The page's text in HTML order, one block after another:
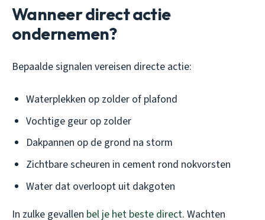
Wanneer direct actie
ondernemen?
Bepaalde signalen vereisen directe actie:
Waterplekken op zolder of plafond
Vochtige geur op zolder
Dakpannen op de grond na storm
Zichtbare scheuren in cement rond nokvorsten
Water dat overloopt uit dakgoten
In zulke gevallen bel je het beste direct. Wachten